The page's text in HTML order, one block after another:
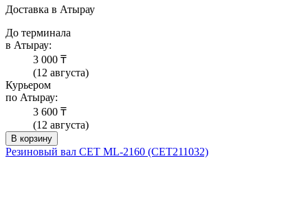
Доставка в Атырау
До терминала
в Атырау:
3 000 ₸
(12 августа)
Курьером
по Атырау:
3 600 ₸
(12 августа)
В корзину
Резиновый вал CET ML-2160 (CET211032)